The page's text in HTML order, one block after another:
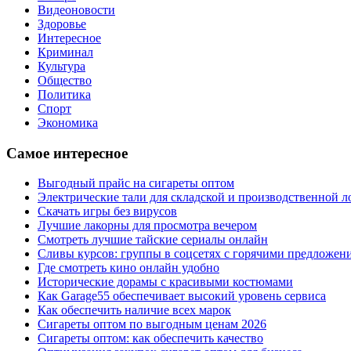
Видеоновости
Здоровье
Интересное
Криминал
Культура
Общество
Политика
Спорт
Экономика
Самое интересное
Выгодный прайс на сигареты оптом
Электрические тали для складской и производственной
Скачать игры без вирусов
Лучшие лакорны для просмотра вечером
Смотреть лучшие тайские сериалы онлайн
Сливы курсов: группы в соцсетях с горячими
Где смотреть кино онлайн удобно
Исторические дорамы с красивыми костюмами
Как Garage55 обеспечивает высокий уровень сервиса
Как обеспечить наличие всех марок
Сигареты оптом по выгодным ценам 2026
Сигареты оптом: как обеспечить качество